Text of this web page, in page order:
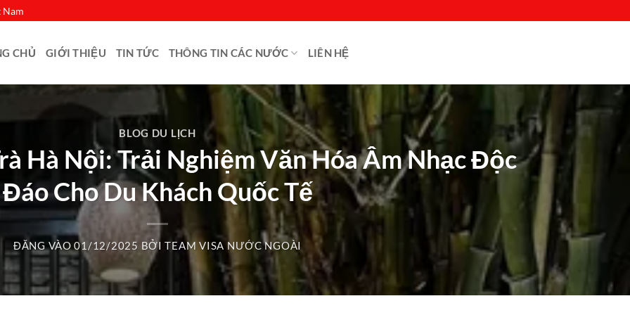
Nam
CHỦ GIỚI THIỆU TIN TỨC THÔNG TIN CÁC NƯỚC LIÊN HỆ
BLOG DU LỊCH
Hà Nội: Trải Nghiệm Văn Hóa Âm Nhạc Độc
Đáo Cho Du Khách Quốc Tế
ĐĂNG VÀO01/12/2025 BỞITEAM VISA NƯỚC NGOÀI